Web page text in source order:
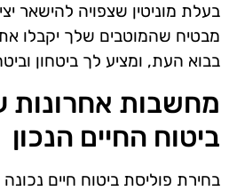
בעלת מוניטין שצפויה להישאר
מבטיח שהמוטבים שלך יקבלו
בבוא העת, ומציע לך ביטחון
מחשבות אחרונות
ביטוח החיים הנכון
בחירת פוליסת ביטוח חיים